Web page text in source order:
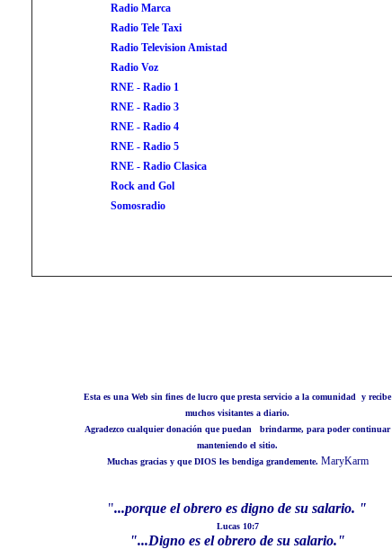
Radio Marca
Radio Tele Taxi
Radio Television Amistad
Radio Voz
RNE - Radio 1
RNE - Radio 3
RNE - Radio 4
RNE - Radio 5
RNE - Radio Clasica
Rock and Gol
Somosradio
Esta es una Web sin fines de lucro que presta servicio a la comunidad y recibe
muchos visitantes a diario.
Agradezco cualquier donación que puedan brindarme, para poder continuar
manteniendo el sitio.
Muchas gracias y que DIOS les bendiga grandemente. MaryKarm
"...porque el obrero es digno de su salario. "
Lucas 10:7
"...Digno es el obrero de su salario."